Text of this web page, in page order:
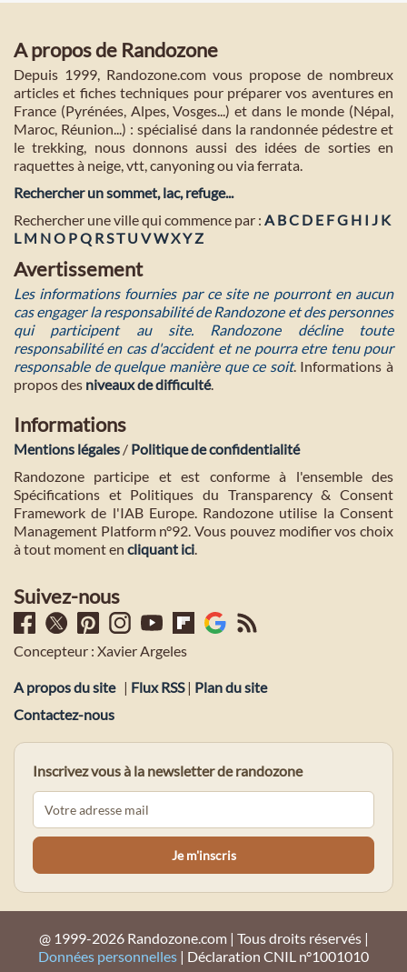
A propos de Randozone
Depuis 1999, Randozone.com vous propose de nombreux
articles et fiches techniques pour préparer vos aventures en
France (Pyrénées, Alpes, Vosges...) et dans le monde (Népal,
Maroc, Réunion...) : spécialisé dans la randonnée pédestre et
le trekking, nous donnons aussi des idées de sorties en
raquettes à neige, vtt, canyoning ou via ferrata.
Rechercher un sommet, lac, refuge...
Rechercher une ville qui commence par : A BC D E FG H I J K
L M NO PQ RST U VWXYZ
Avertissement
Les informations fournies par ce site ne pourront en aucun
cas engager la responsabilité de Randozone et des personnes
qui participent au site. Randozone décline toute
responsabilité en cas d'accident et ne pourra etre tenu pour
responsable de quelque manière que ce soit. Informations à
propos des niveaux de difficulté.
Informations
Mentions légales / Politique de confidentialité
Randozone participe et est conforme à l'ensemble des
Spécifications et Politiques du Transparency & Consent
Framework de l'IAB Europe. Randozone utilise la Consent
Management Platform n°92. Vous pouvez modifier vos choix
à tout moment en cliquant ici.
Suivez-nous
Concepteur : Xavier Argeles
A propos du site | Flux RSS| Plan du site
Contactez-nous
Inscrivez vous à la newsletter de randozone
@ 1999-2026 Randozone.com | Tous droits réservés |
Données personnelles | Déclaration CNIL n°1001010